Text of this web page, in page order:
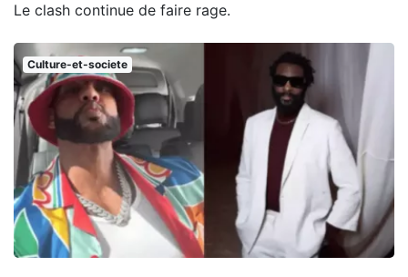
Le clash continue de faire rage.
Culture-et-societe